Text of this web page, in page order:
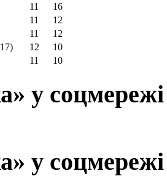
11
16
11
12
11
12
12
10
11 10
у
у